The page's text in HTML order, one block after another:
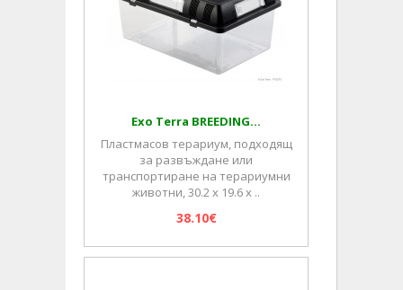
Exo Terra BREEDING...
Пластмасов терариум, подходящ
за развъждане или
транспортиране на терариумни
животни, 30.2 х 19.6 х ..
38.10€